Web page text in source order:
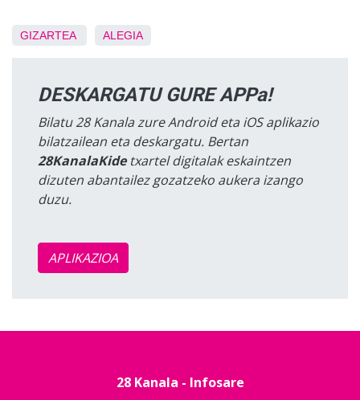
GIZARTEA ALEGIA
DESKARGATU GURE APPa!
Bilatu 28 Kanala zure Android eta iOS aplikazio
bilatzailean eta deskargatu. Bertan
28KanalaKidetxartel digitalak eskaintzen
dizuten abantailez gozatzeko aukera izango
duzu.
APLIKAZIOA
28 Kanala - Infosare